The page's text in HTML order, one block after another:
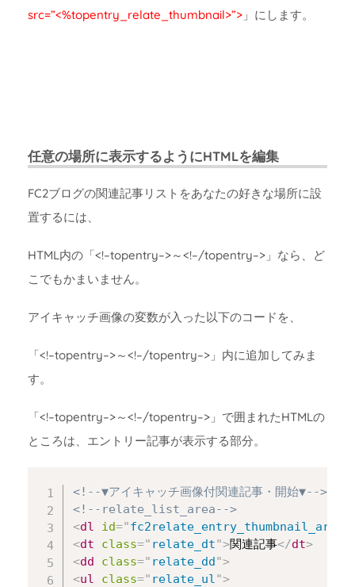
src=”<%topentry_relate_thumbnail>”> 」にします。
任意の場所に表示するようにHTMLを編集
FC2ブログの関連記事リストをあなたの好きな場所に設
置するには、
HTML内の「<!–topentry–>～<!–/topentry–>」なら、ど
こでもかまいません。
アイキャッチ画像の変数が入った以下のコードを、
「<!–topentry–>～<!–/topentry–>」内に追加してみま
す。
「<!–topentry–>～<!–/topentry–>」で囲まれたHTMLの
ところは、エントリー記事が表示する部分。
<!--▼アイキャッチ画像付関連記事・開始▼-->
<!--relate_list_area-->
<dl id="fc2relate_entry_thumbnail_area
<dt class=" relate_dt">関連記事</dt>
<dd class=" relate_dd">
<ul class=" relate_ul ">